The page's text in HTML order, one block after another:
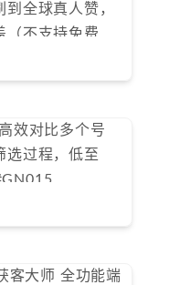
到全球真人赞，
（不支持免费测
效对比多个号
选过程，低至
客大师 全功能端